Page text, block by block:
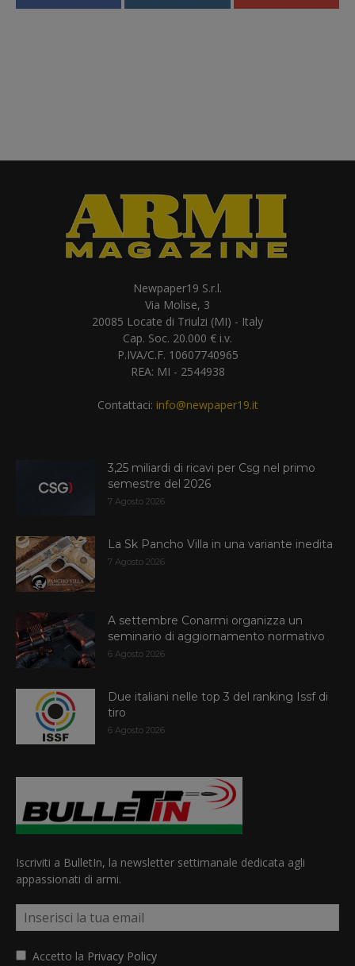
Newpaper19 S.r.l.
Via Molise, 3
20085 Locate di Triulzi (MI) - Italy
Cap. Soc. 20.000 € i.v.
P.IVA/C.F. 10607740965
REA: MI - 2544938
Contattaci: info@newpaper19.it
3,25 miliardi di ricavi per Csg nel primo
semestre del 2026
7 Agosto 2026
La Sk Pancho Villa in una variante inedita
7 Agosto 2026
A settembre Conarmi organizza un
seminario di aggiornamento normativo
6 Agosto 2026
Due italiani nelle top 3 del ranking Issf di
tiro
6 Agosto 2026
Iscriviti a BulletIn, la newsletter settimanale dedicata agli
appassionati di armi.
Accetto la Privacy Policy